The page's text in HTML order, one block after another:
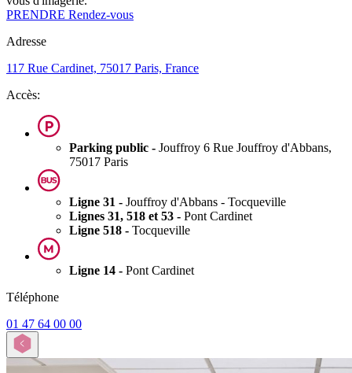
PRENDRE Rendez-vous
Adresse
117 Rue Cardinet, 75017 Paris, France
Accès:
Parking public - Jouffroy 6 Rue Jouffroy d'Abbans,
75017 Paris
Ligne 31 - Jouffroy d'Abbans - Tocqueville
Lignes 31, 518 et 53 - Pont Cardinet
Ligne 518 - Tocqueville
Ligne 14 - Pont Cardinet
Téléphone
01 47 64 00 00